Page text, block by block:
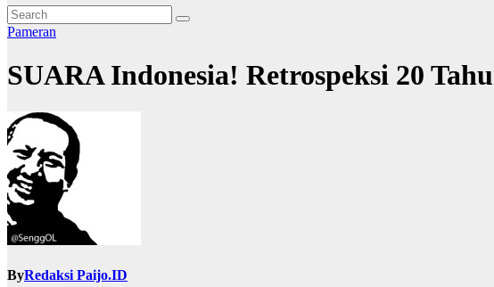
Pameran
SUARA Indonesia! Retrospeksi 20
ByRedaksi Paijo.ID